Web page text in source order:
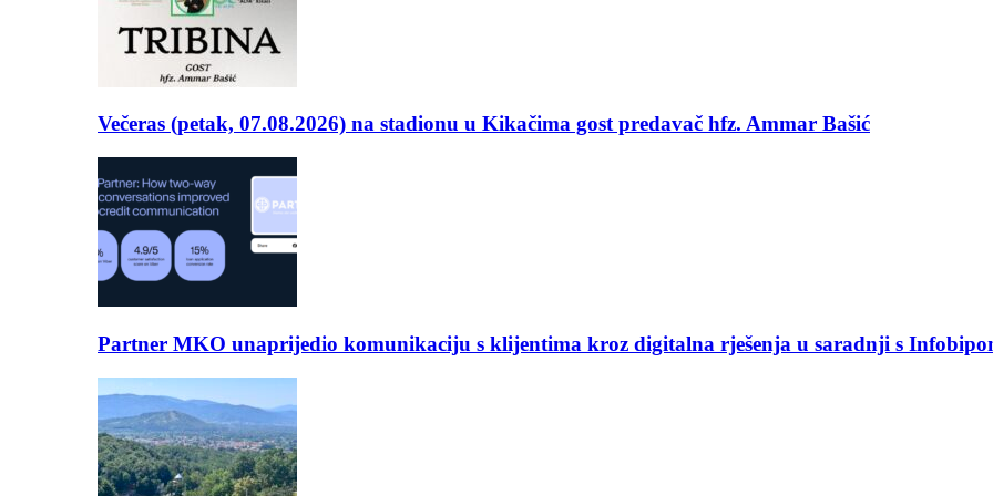
Večeras (petak, 07.08.2026) na stadionu u Kikačima gost predavač hfz. Ammar Bašić
Partner MKO unaprijedio komunikaciju s klijentima kroz digitalna rješenja u saradnji s